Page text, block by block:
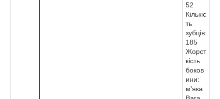
52
Кількіс
ть
зубців:
185
Жорст
кість
боков
ини:
м'яка